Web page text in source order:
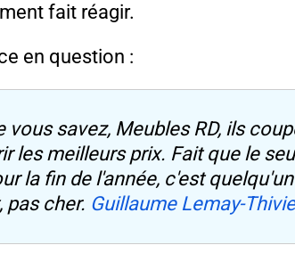
fait réagir.
en question :
vous savez, Meubles RD, ils
les meilleurs prix. Fait que le
la fin de l'année, c'est
pas cher. Guillaume Lemay-